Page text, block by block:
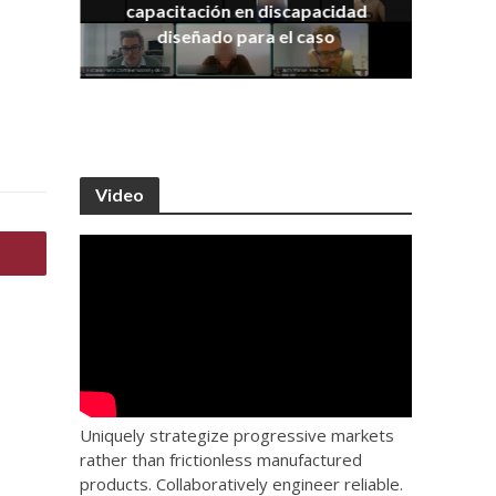
capacitación en discapacidad
diseñado para el caso
Video
Uniquely strategize progressive markets
rather than frictionless manufactured
products. Collaboratively engineer reliable.